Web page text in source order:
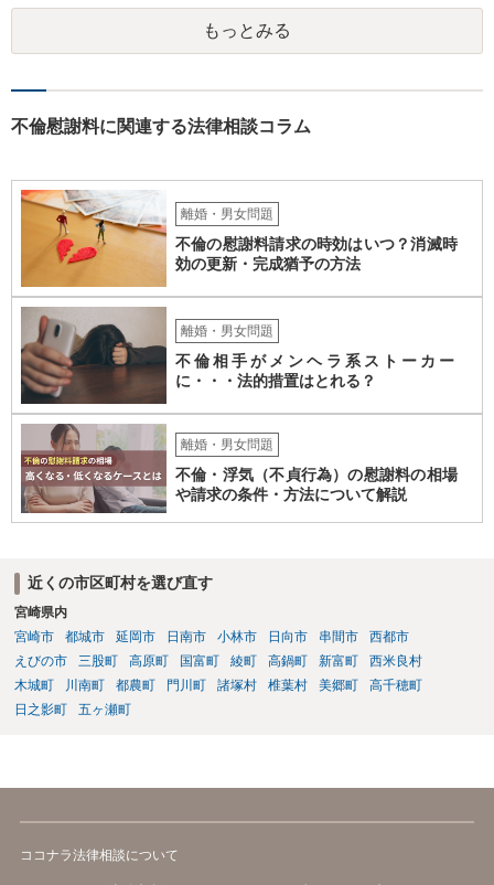
り変わらないように思います。減額で折り合えるなら本人様の交渉で
もよいように思いますが，ゼロかどうかの観点であれば，訴訟に進む
しかなくなるようにも思います。そうしますと，お近くの弁護士に相
すめします。
もっとみる
不倫慰謝料に関連する法律相談コラム
離婚・男女問題
不倫の慰謝料請求の時効はいつ？消滅時
効の更新・完成猶予の方法
離婚・男女問題
不倫相手がメンヘラ系ストーカー
に・・・法的措置はとれる？
離婚・男女問題
不倫・浮気（不貞行為）の慰謝料の相場
や請求の条件・方法について解説
近くの市区町村を選び直す
宮崎県内
宮崎市
都城市 延岡市 日南市 小林市 日向市 串間市
西都市
えびの市
三股町 高原町 国富町 綾町 高鍋町 新富町
西米良村
木城町
川南町 都農町 門川町 諸塚村 椎葉村 美郷町
高千穂町
日之影町
五ヶ瀬町
ココナラ法律相談について